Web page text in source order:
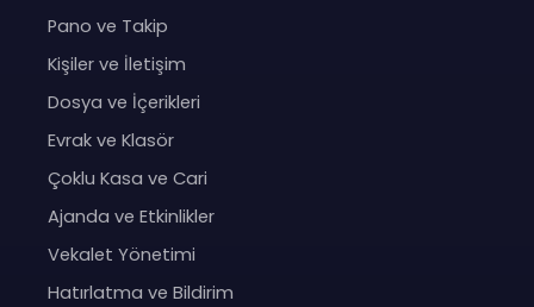
Pano ve Takip
Kişiler ve İletişim
Dosya ve İçerikleri
Evrak ve Klasör
Çoklu Kasa ve Cari
Ajanda ve Etkinlikler
Vekalet Yönetimi
Hatırlatma ve Bildirim